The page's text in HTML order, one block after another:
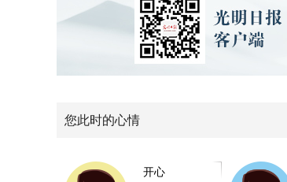
您此时的心情
开心